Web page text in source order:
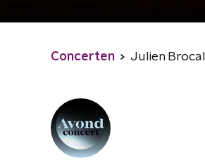
Concerten Julien Brocal